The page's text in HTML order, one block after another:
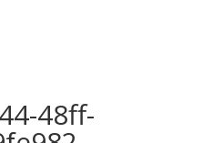
48ff-